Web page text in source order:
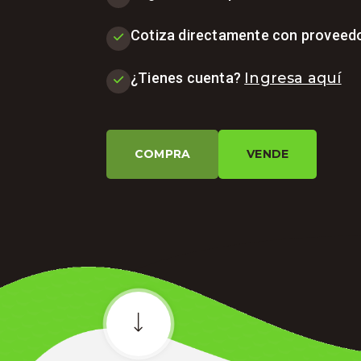
Cotiza directamente con
¿Tienes cuenta? Ingresa aquí
COMPRA VENDE